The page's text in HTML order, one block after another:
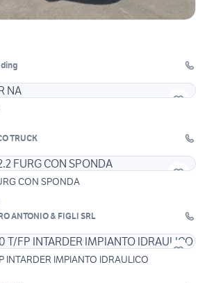
TRUCK
CON SPONDA
ANTONIO & FIGLI SRL
INTARDER IMPIANTO IDRAULICO